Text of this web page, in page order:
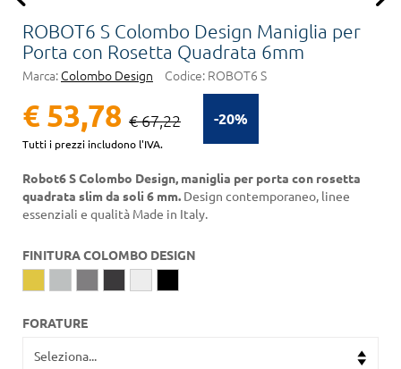
ROBOT6 S Colombo Design Maniglia per
Porta con Rosetta Quadrata 6mm
Marca: Colombo Design Codice: ROBOT6 S
-20%
€ 53,78 € 67,22
Tutti i prezzi includono l'IVA.
Robot6 S Colombo Design, maniglia per porta con rosetta
quadrata slim da soli 6 mm. Design contemporaneo, linee
essenziali e qualità Made in Italy.
FINITURA COLOMBO DESIGN
FORATURE